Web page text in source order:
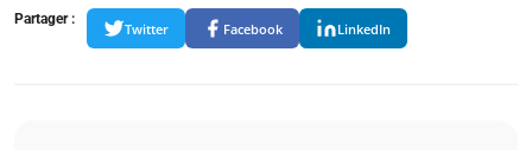
Partager :
Twitter Facebook LinkedIn